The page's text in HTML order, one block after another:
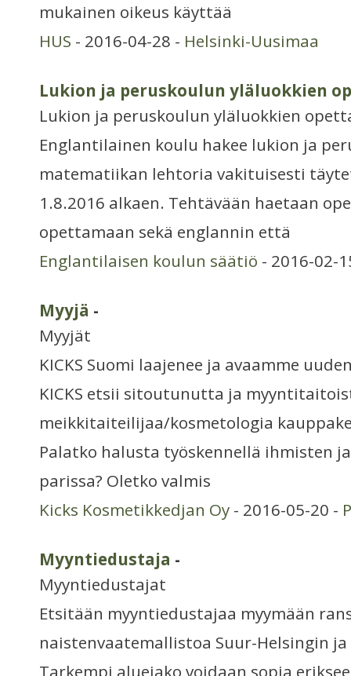
mukainen oikeus käyttää
HUS - 2016-04-28 - Helsinki-Uusimaa
Lukion ja peruskoulun yläluokkien
Lukion ja peruskoulun yläluokkien
Englantilainen koulu hakee lukion ja
matematiikan lehtoria vakituisesti
1.8.2016 alkaen. Tehtävään haetaan
opettamaan sekä englannin että
Englantilaisen koulun säätiö - 2016-02-
Myyjä -
Myyjät
KICKS Suomi laajenee ja avaamme
KICKS etsii sitoutunutta ja
meikkitaiteilijaa/kosmetologia
Palatko halusta työskennellä ihmisten
parissa? Oletko valmis
Kicks Kosmetikkedjan Oy - 2016-05-20 -
Myyntiedustaja -
Myyntiedustajat
Etsitään myyntiedustajaa myymään
naistenvaatemallistoa Suur-Helsingin ja
Tarkempi aluejako voidaan sopia